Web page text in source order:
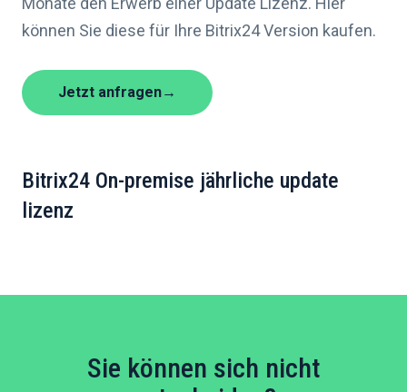
können Sie diese für Ihre Bitrix24 Version kaufen.
Jetzt anfragen→
Bitrix24 On-premise jährliche update
lizenz
Sie können sich nicht